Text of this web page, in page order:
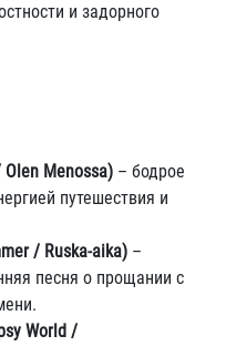
и задорного
Menossa) – бодрое
путешествия и
/ Ruska-aika) –
песня о прощании с
World /